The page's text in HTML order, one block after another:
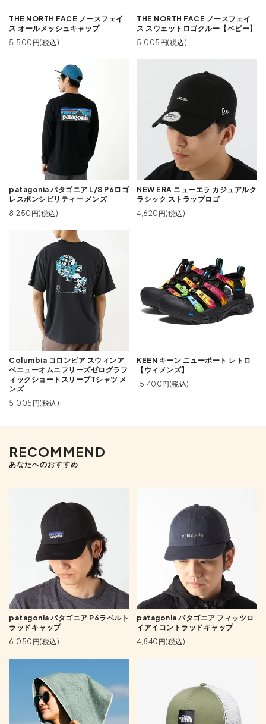
THE NORTH FACE ノースフェイ
ス オールメッシュキャップ
5,500円(税込)
THE NORTH FACE ノースフェイ
ス スウェットロゴクルー【ベビー】
5,005円(税込)
patagonia パタゴニア L/S P6ロゴ
レスポンシビリティー メンズ
8,250円(税込)
NEW ERA ニューエラ カジュアルク
ラシック ストラップロゴ
4,620円(税込)
Columbia コロンビア スウィンア
ベニューオムニフリーズゼログラフ
ィックショートスリーブTシャツ メ
ンズ
5,005円(税込)
KEEN キーン ニューポート レトロ
【ウィメンズ】
15,400円(税込)
RECOMMEND
あなたへのおすすめ
patagonia パタゴニア P6ラベルト
ラッドキャップ
6,050円(税込)
patagonia パタゴニア フィッツロ
イアイコントラッドキャップ
4,840円(税込)